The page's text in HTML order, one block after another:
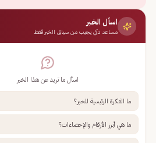
اسأل الخبر
مساعد ذكي يجيب من سياق الخبر فقط
اسأل ما تريد عن هذا الخبر
ما الفكرة الرئيسية للخبر؟
ما هي أبرز الأرقام والإحصاءات؟